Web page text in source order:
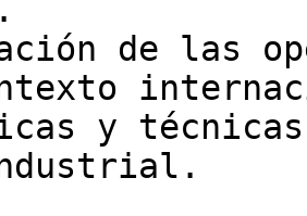
de las
y técnicas